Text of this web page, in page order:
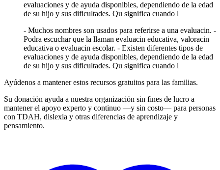
evaluaciones y de ayuda disponibles, dependiendo de la edad
de su hijo y sus dificultades. Qu significa cuando l
- Muchos nombres son usados para referirse a una evaluacin. -
Podra escuchar que la llaman evaluacin educativa, valoracin
educativa o evaluacin escolar. - Existen diferentes tipos de
evaluaciones y de ayuda disponibles, dependiendo de la edad
de su hijo y sus dificultades. Qu significa cuando l
Ayúdenos a mantener estos recursos gratuitos para las familias.
Su donación ayuda a nuestra organización sin fines de lucro a
mantener el apoyo experto y continuo —y sin costo— para personas
con TDAH, dislexia y otras diferencias de aprendizaje y
pensamiento.